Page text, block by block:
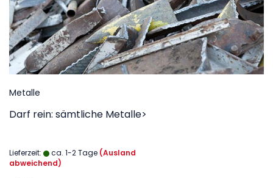
Metalle
Darf rein: sämtliche Metalle>
Lieferzeit: ca. 1-2 Tage (Ausland
abweichend)